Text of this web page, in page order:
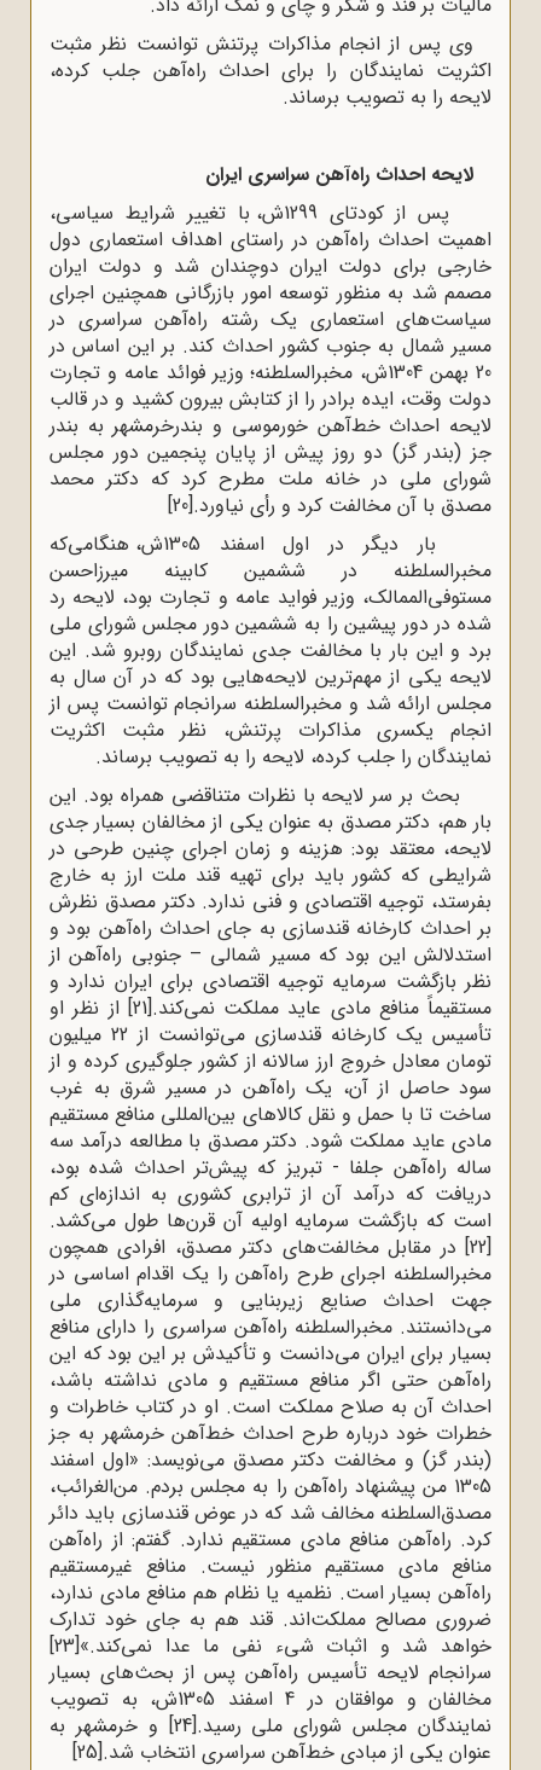
وی پس از انجام مذاکرات پرتنش توانست نظر مثبت
اکثریت نمایندگان را برای احداث راه‌آهن جلب کرده،
لایحه را به تصویب برساند.
لایحه احداث راه‌آهن سراسری ایران
پس از کودتای 1299ش، با تغییر شرایط سیاسی،
اهمیت احداث راه‌آهن در راستای اهداف استعماری دول
خارجی برای دولت ایران دوچندان شد و دولت ایران
مصمم شد به منظور توسعه امور بازرگانی همچنین اجرای
سیاست‌های استعماری یک رشته راه‌آهن سراسری در
مسیر شمال به جنوب کشور احداث کند. بر این اساس در
20 بهمن 1304ش، مخبرالسلطنه؛ وزیر فوائد عامه و تجارت
دولت وقت، ایده برادر را از کتابش بیرون کشید و در قالب
لایحه احداث خط‌آهن خورموسی و بندرخرمشهر به بندر
جز (بندر گز) دو روز پیش از پایان پنجمین دور مجلس
شورای ملی در خانه ملت مطرح کرد که دکتر محمد
مصدق با آن مخالفت کرد و رأی نیاورد.[20]
بار دیگر در اول اسفند 1305ش، هنگامی‌که
مخبرالسلطنه در ششمین کابینه میرزاحسن
مستوفی‌الممالک، وزیر فواید عامه و تجارت بود، لایحه رد
شده در دور پیشین را به ششمین دور مجلس شورای ملی
برد و این بار با مخالفت جدی نمایندگان روبرو شد. این
لایحه یکی از مهم‌ترین لایحه‌هایی بود که در آن سال به
مجلس ارائه شد و مخبرالسلطنه سرانجام توانست پس از
انجام یکسری مذاکرات پرتنش، نظر مثبت اکثریت
نمایندگان را جلب کرده، لایحه را به تصویب برساند.
بحث بر سر لایحه با نظرات متناقضی همراه بود. این
بار هم، دکتر مصدق به عنوان یکی از مخالفان بسیار جدی
لایحه، معتقد بود: هزینه و زمان اجرای چنین طرحی در
شرایطی که کشور باید برای تهیه قند ملت ارز به خارج
بفرستد، توجیه اقتصادی و فنی ندارد. دکتر مصدق نظرش
بر احداث کارخانه قندسازی به جای احداث راه‌آهن بود و
استدلالش این بود که مسیر شمالی – جنوبی راه‌آهن از
نظر بازگشت سرمایه توجیه اقتصادی برای ایران ندارد و
مستقیماً منافع مادی عاید مملکت نمی‌کند.[21]
از نظر او
تأسیس یک کارخانه قندسازی می‌توانست از 22 میلیون
تومان معادل خروج ارز سالانه از کشور جلوگیری کرده و از
سود حاصل از آن، یک راه‌آهن در مسیر شرق به غرب
ساخت تا با حمل و نقل کالاهای بین‌المللی منافع مستقیم
مادی عاید مملکت شود. دکتر مصدق با مطالعه درآمد سه
ساله راه‌آهن جلفا - تبریز که پیش‌تر احداث شده بود،
دریافت که درآمد آن از ترابری کشوری به اندازه‌ای کم
است که بازگشت سرمایه اولیه آن قرن‌ها طول می‌کشد.
[22]
در مقابل مخالفت‌های دکتر مصدق، افرادی همچون
مخبرالسلطنه اجرای طرح راه‌آهن را یک اقدام اساسی در
جهت احداث صنایع زیربنایی و سرمایه‌گذاری ملی
می‌دانستند. مخبرالسلطنه راه‌آهن سراسری را دارای منافع
بسیار برای ایران می‌دانست و تأکیدش بر این بود که این
راه‌آهن حتی اگر منافع مستقیم و مادی نداشته باشد،
احداث آن به صلاح مملکت است. او در کتاب خاطرات و
خطرات خود درباره طرح احداث خط‌آهن خرمشهر به جز
(بندر گز) و مخالفت دکتر مصدق می‌نویسد: «اول اسفند
1305 من پیشنهاد راه‌آهن را به مجلس بردم. من‌الغرائب،
مصدق‌السلطنه مخالف شد که در عوض قندسازی باید دائر
کرد. راه‌آهن منافع مادی مستقیم ندارد. گفتم: از راه‌آهن
منافع مادی مستقیم منظور نیست. منافع غیرمستقیم
راه‌آهن بسیار است. نظمیه یا نظام هم منافع مادی ندارد،
ضروری مصالح مملکت‌اند. قند هم به جای خود تدارک
خواهد شد و اثبات شیء نفی ما عدا نمی‌کند.»[23]
سرانجام لایحه تأسیس راه‌آهن پس از بحث‌های بسیار
مخالفان و موافقان در 4 اسفند 1305ش، به تصویب
نمایندگان مجلس شورای ملی رسید.[24]
و خرمشهر به
عنوان یکی از مبادی خط‌آهن سراسری انتخاب شد.[25]